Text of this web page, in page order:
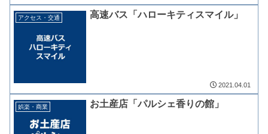
アクセス・交通 高速バス「ハローキティスマイル」
2021.04.01
娯楽・商業 お土産店「パルシェ香りの館」